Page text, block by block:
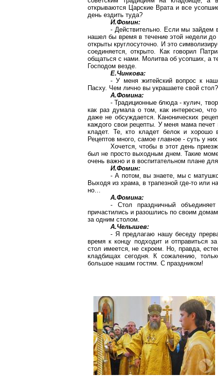
открываются Царские Врата и все
день ездить туда?
И.Фомин:
- Действительно. Если мы
нашел бы время в течение этой недели
открыты круглосуточно. И это
соединяется, открыто. Как говорил
общаться с нами. Молитва об усопших, а
Господом везде.
Е.Чинкова:
- У меня житейский вопрос к
Пасху. Чем лично вы украшаете свой стол?
А.Фомина:
- Традиционные блюда - кулич,
как раз думала о том, как интересно,
даже не обсуждается. Канонических
каждого свои рецепты. У меня мама
кладет. Те, кто кладет белок и хорошо
Рецептов много, самое главное - суть у
Хочется, чтобы в этот день
был не просто выходным днем. Такие
очень важно и в воспитательном плане
И.Фомин:
- А потом, вы знаете, мы с
Выходя из храма, в трапезной где-то или
но…
А.Фомина:
- Стол праздничный
причастились и разошлись по своим
за одним столом.
А.Челышев:
- Я предлагаю нашу беседу
время к концу подходит и отправиться
стол имеется, не скроем. Но, правда,
кладбищах сегодня. К сожалению,
большое нашим гостям. С праздником!